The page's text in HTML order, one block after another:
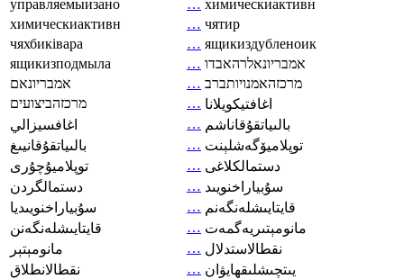
управляемыизано
… химическиактивн
химическиактивн
… чятир
чяхбиківара
… ящикиздубленоик
ящикизподмыла
… אמבריונאלרהאבדו
אמבריונאם
… מרכזהאמנויותברב
מרכזהביצועים
… اغافتيكويلانا
اغافسيزالي
… بالىياتقۇقاناشم
بالىياتقۇقانيىغ
… توپلاميۆگەشلېنت
توپلاميۇچۇرى
… دستمالکلاغی
دستمالگردن
… سۇبياراخنويىد
سۇبياراخنويىديا
… قايتايىشلەنگەنم
قايتايىشلەنگەنن
… مانومېتىريەگمەت
مانومېتېر
… نقطالاستدلال
نقطالانطلاق
… يىتچىشلىقھايۋان